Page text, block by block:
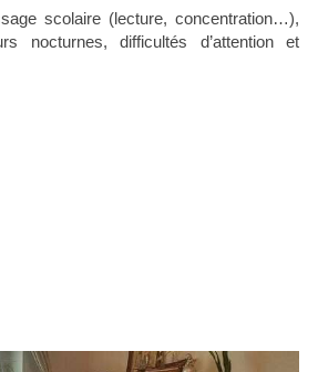
scolaire (lecture, concentration…),
nocturnes, difficultés d’attention et